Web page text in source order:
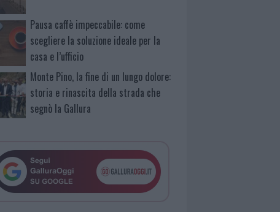
Pausa caffè impeccabile: come
scegliere la soluzione ideale per la
casa e l’ufficio
Monte Pino, la fine di un lungo dolore:
storia e rinascita della strada che
segnò la Gallura